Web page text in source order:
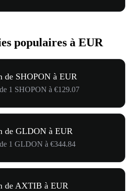
populaires à EUR
de SHOPON à EUR
1 SHOPON à €129.07
de GLDON à EUR
1 GLDON à €344.84
de AXTIB à EUR